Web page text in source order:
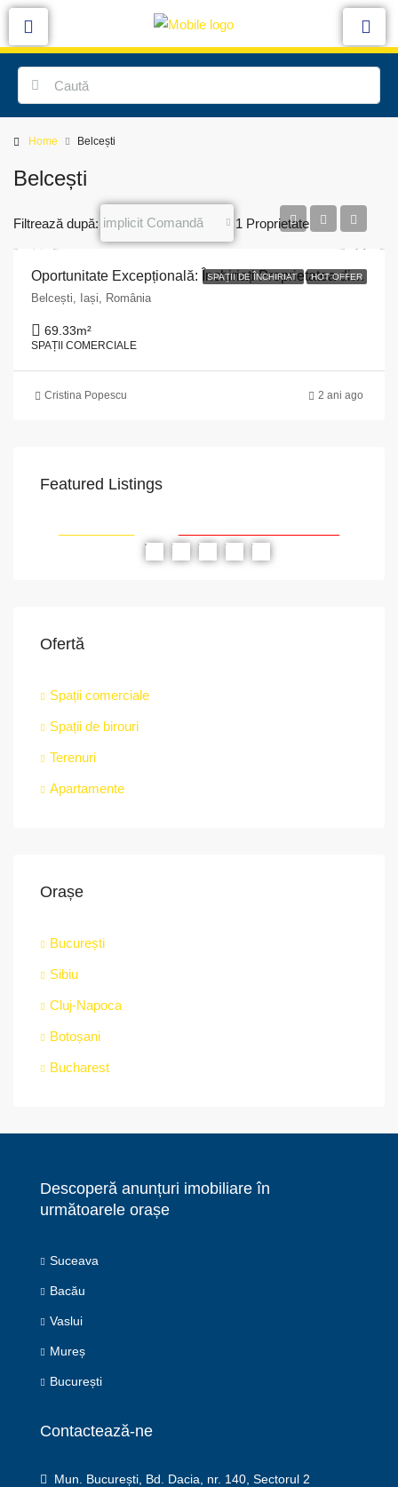
Home Belcești
Belcești
1 Proprietate
Filtrează după: implicit Comandă
SPAȚII DE ÎNCHIRIAT HOT OFFER
Oportunitate Excepțională: Închiriați Proprietatea din Belcești, Iași!
Belcești, Iași, România
69.33m²
SPAȚII COMERCIALE
Cristina Popescu 2 ani ago
Featured Listings
PROPRIETATEA A FOST ÎNCHIRIATĂ
Ofertă
Spații comerciale
Spații de birouri
Terenuri
Apartamente
Orașe
București
Sibiu
Cluj-Napoca
Botoșani
Bucharest
Descoperă anunțuri imobiliare în
următoarele orașe
Suceava
Bacău
Vaslui
Mureș
București
Contactează-ne
Mun. București, Bd. Dacia, nr. 140, Sectorul 2